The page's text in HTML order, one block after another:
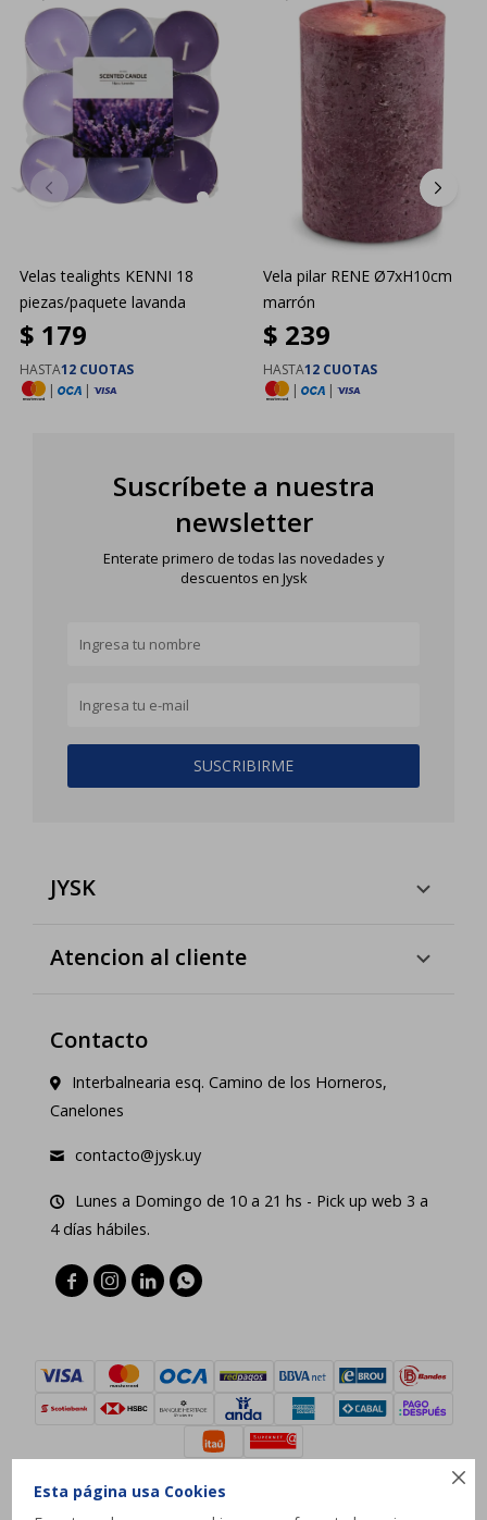

Esta página usa Cookies
Velas tealights KENNI 18
piezas/paquete lavanda
$ 179
HASTA12 CUOTAS
|
|
Vela pilar RENE Ø7xH10cm
marrón
$ 239
HASTA12 CUOTAS
|
|
Suscríbete a nuestra
newsletter
Enterate primero de todas las novedades y
descuentos en Jysk
SUSCRIBIRME
JYSK
Atencion al cliente
Contacto
Interbalnearia esq. Camino de los Horneros,
Canelones
contacto@jysk.uy
Lunes a Domingo de 10 a 21 hs - Pick up web 3 a
4 días hábiles.
   